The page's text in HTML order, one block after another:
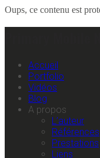
Oups, ce contenu est
Accueil
Portfolio
Vidéos
Blog
A propos
L’auteur
Références
Prestations
Liens